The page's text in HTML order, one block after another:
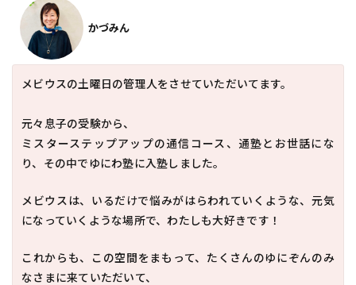
かづみん
メビウスの土曜日の管理人をさせていただいてます。
元々息子の受験から、
ミスターステップアップの通信コース、通塾とお世話にな
り、その中でゆにわ塾に入塾しました。
メビウスは、いるだけで悩みがはらわれていくような、元気
になっていくような場所で、わたしも大好きです！
これからも、この空間をまもって、たくさんのゆにぞんのみ
なさまに来ていただいて、